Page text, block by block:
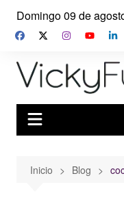
Saltar
contenido
Domingo 09 de
Inicio Blog